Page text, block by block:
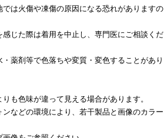
では火傷や凍傷の原因になる恐れがありますの
感じた際は着用を中止し、専門医にご相談くだ
・薬剤等で色落ちや変質・変色することがあり
も色味が違って見える場合があります。
などの環境により、若干製品と画像のカラー